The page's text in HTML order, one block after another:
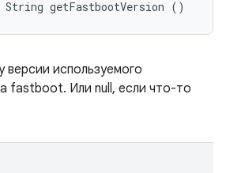
getFastbootVersion ()
используемого
fastboot. Или null, если что-то